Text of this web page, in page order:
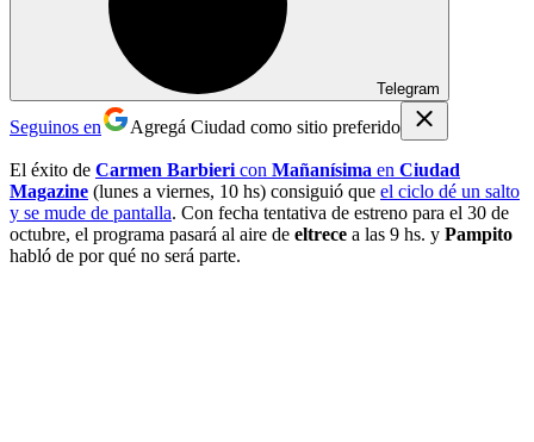
Telegram
Seguinos en Agregá Ciudad como sitio preferido
El éxito de Carmen Barbieri con Mañanísima en Ciudad
Magazine (lunes a viernes, 10 hs) consiguió que el ciclo dé un salto
y se mude de pantalla. Con fecha tentativa de estreno para el 30 de
octubre, el programa pasará al aire de eltrece a las 9 hs. y Pampito
habló de por qué no será parte.